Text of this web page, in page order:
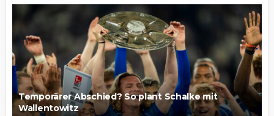
Temporärer Abschied? So plant Schalke mit
Wallentowitz